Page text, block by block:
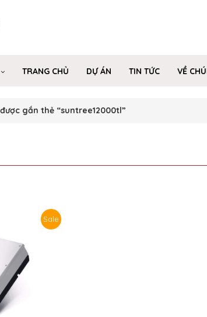
TRANG CHỦ DỰ ÁN TIN TỨC VỀ
gắn thẻ “suntree12000tl”
Sale